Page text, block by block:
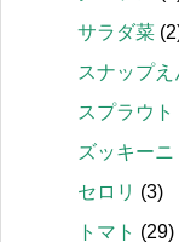
サラダ菜
スナップえ
スプラウト
ズッキーニ
セロリ (3)
トマト (29)